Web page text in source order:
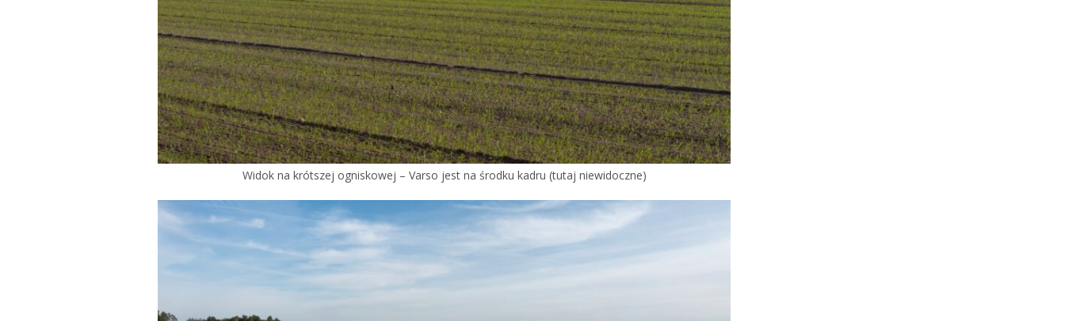
Widok na krótszej ogniskowej – Varso jest na środku kadru (tutaj niewidoczne)